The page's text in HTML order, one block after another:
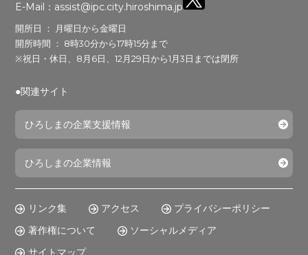
E-Mail：assist@ipc.city.hiroshima.jp
開所日 ： 月曜日から金曜日
開所時間 ： 8時30分から17時15分まで
※祝日・休日、8月6日、12月29日から1月3日までは閉所
●関連サイト
ひろしまの企業支援情報
ひろしまの企業情報
リンク集 アクセス
プライバシーポリシー
著作権について
ソーシャルメディア
サイトマップ